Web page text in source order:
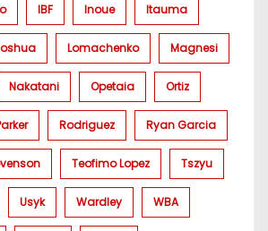
IBF Inoue Itauma
Lomachenko Magnesi
Nakatani Opetaia Ortiz
Rodriguez Ryan Garcia
Teofimo Lopez Tszyu
Usyk Wardley WBA